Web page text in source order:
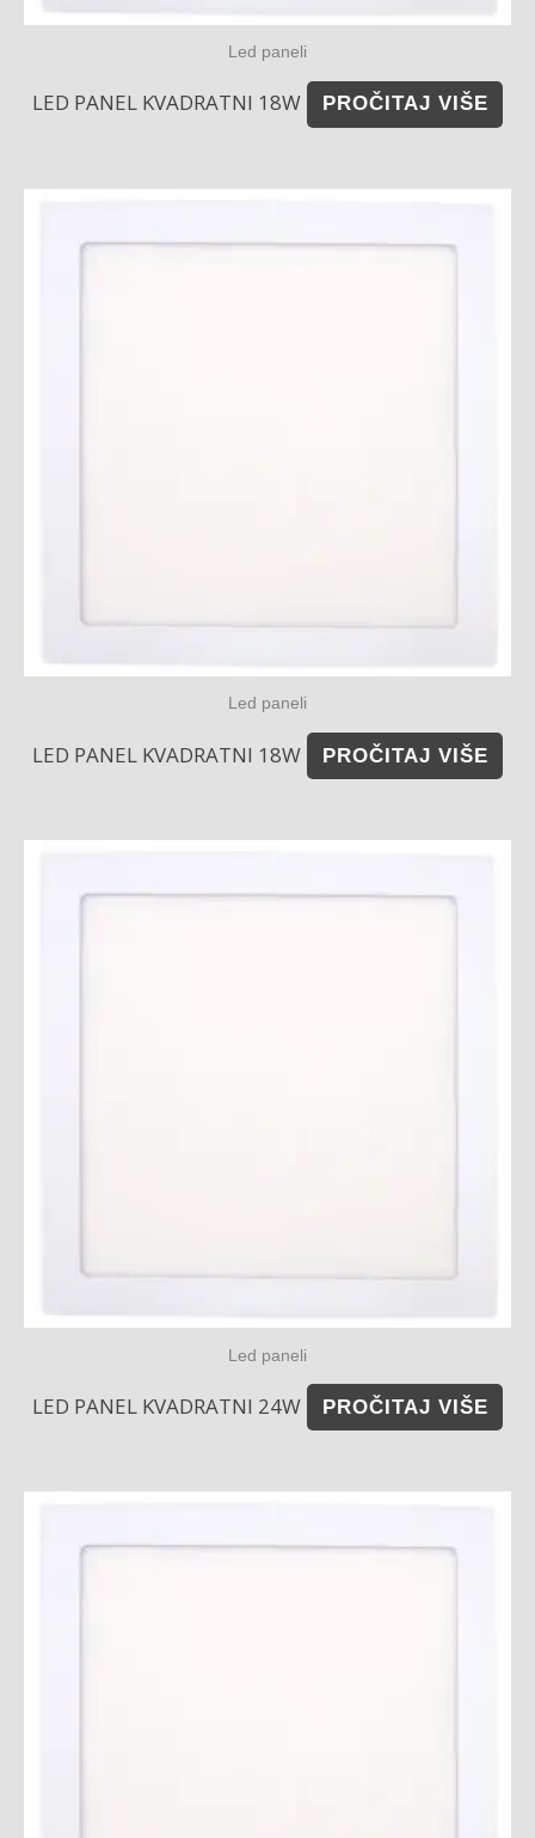
Led paneli
LED PANEL KVADRATNI 18W PROČITAJ VIŠE
Led paneli
LED PANEL KVADRATNI 18W PROČITAJ VIŠE
Led paneli
LED PANEL KVADRATNI 24W PROČITAJ VIŠE